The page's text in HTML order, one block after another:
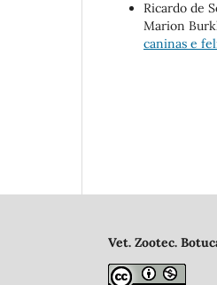
Ricardo de
Marion
caninas e
Vet. Zootec.